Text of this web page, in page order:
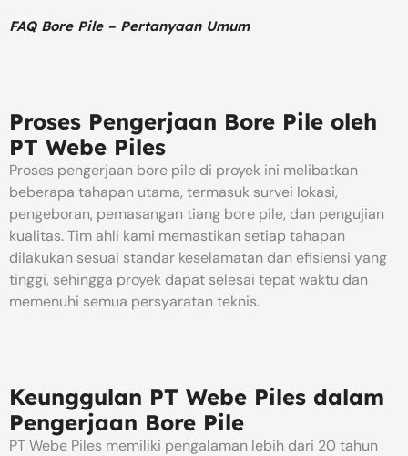
FAQ Bore Pile – Pertanyaan Umum
Proses Pengerjaan Bore Pile oleh
PT Webe Piles
Proses pengerjaan bore pile di proyek ini melibatkan
beberapa tahapan utama, termasuk survei lokasi,
pengeboran, pemasangan tiang bore pile, dan pengujian
kualitas. Tim ahli kami memastikan setiap tahapan
dilakukan sesuai standar keselamatan dan efisiensi yang
tinggi, sehingga proyek dapat selesai tepat waktu dan
memenuhi semua persyaratan teknis.
​Keunggulan PT Webe Piles dalam
Pengerjaan Bore Pile
PT Webe Piles memiliki pengalaman lebih dari 20 tahun